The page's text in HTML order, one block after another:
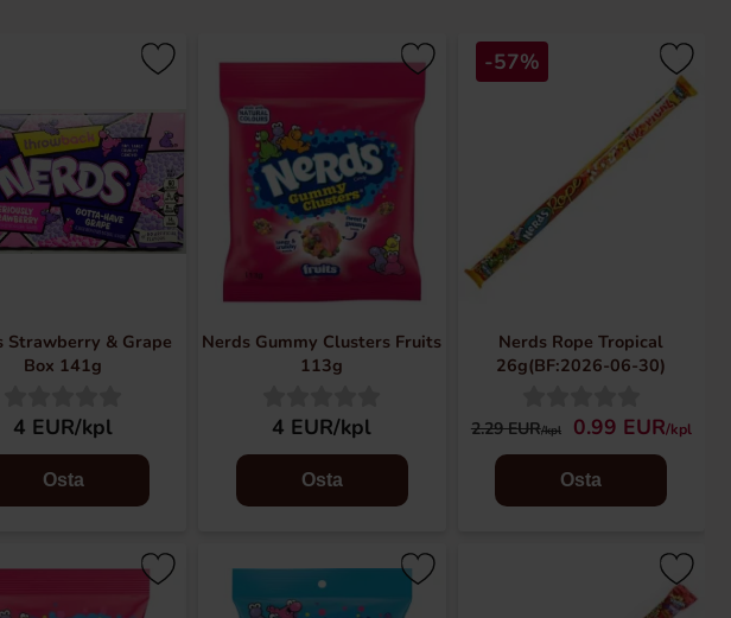
Strawberry & Grape
Box 141g
4 EUR/kpl
Osta
Nerds Gummy Clusters Fruits
113g
4 EUR/kpl
Osta
-57%
Nerds Rope Tropical
26g(BF:2026-06-30)
2.29 EUR/kpl 0.99 EUR/kpl
Osta